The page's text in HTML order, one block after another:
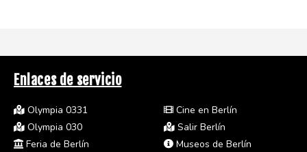
Enlaces de servicio
Olympia 0331
Olympia 030
Feria de Berlín
Cine en Berlín
Salir Berlín
Museos de Berlín